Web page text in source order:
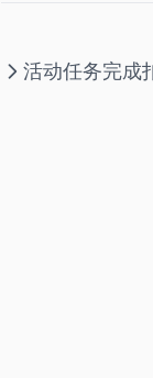
活动任务完成